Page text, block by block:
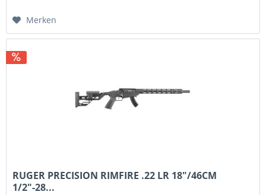
Merken
RUGER PRECISION RIMFIRE .22 LR 18"/46CM
1/2"-28...